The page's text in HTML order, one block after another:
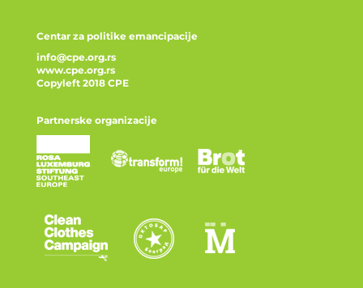
Centar za politike emancipacije
info@cpe.org.rs
www.cpe.org.rs
Copyleft 2018 CPE
Partnerske organizacije